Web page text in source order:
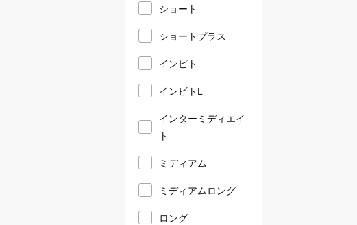
ショート
ショートプラス
インビト
インビトL
インターミディエイ
ト
ミディアム
ミディアムロング
ロング